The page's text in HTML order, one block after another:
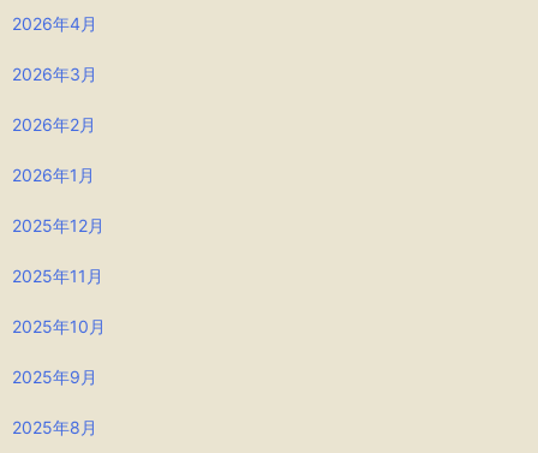
2026年4月
2026年3月
2026年2月
2026年1月
2025年12月
2025年11月
2025年10月
2025年9月
2025年8月